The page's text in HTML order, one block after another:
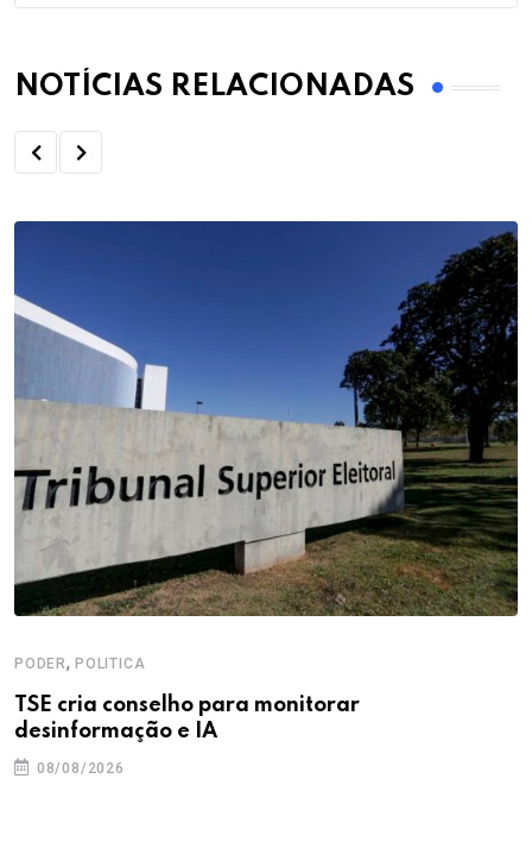
NOTÍCIAS RELACIONADAS
PODER, POLITICA
TSE cria conselho para monitorar
desinformação e IA
08/08/2026